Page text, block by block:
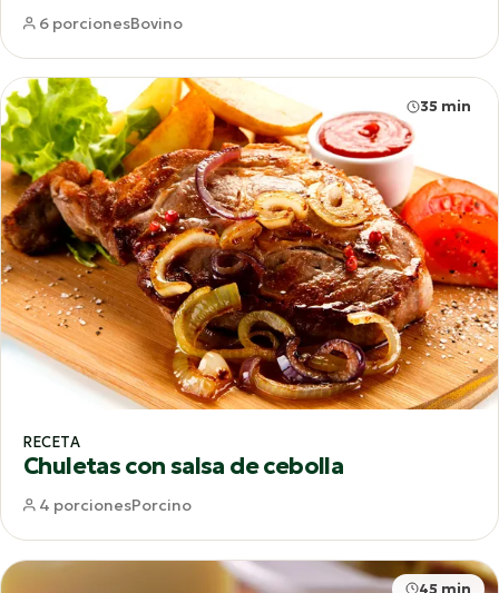
6 porcionesBovino
35 min
RECETA
Chuletas con salsa de cebolla
4 porcionesPorcino
45 min